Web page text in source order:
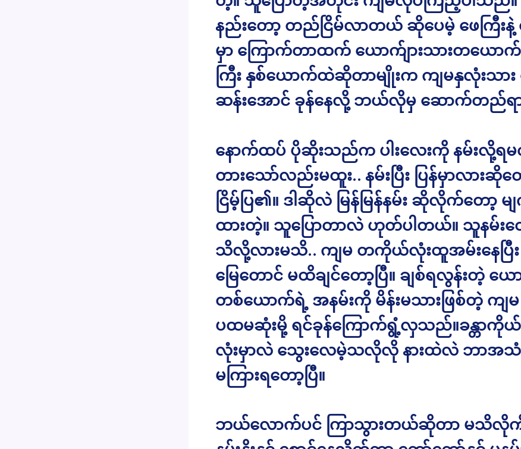
နည်းတော့ တည်ငြိမ်လာတယ် ဆိုပေမဲ့ ဖေကြီးနဲ့
မှာ ကြောက်တာထက် ယောက်ျားသားတယော
ကြီး နှစ်ယောက်ထဲဆိုတာမျိုးက ကျမနှလုံးသား
ဆန်းအောင် ခုန်နေလို့ ဘယ်လိုမှ ဆောက်တည်ရာ
နောက်ထပ် ပိုဆိုးသည်က ပါးလေးကို နမ်းလို့ရမ
တားသော်လည်းမထူး.. နမ်းပြီး ပြန်မှာလားဆိုတ
ငြိမ့်ပြ၏။ ဒါဆိုလဲ မြန်မြန်နမ်း ဆိုလိုက်တော့
ထားတဲ့။ သူပြောတာလဲ ဟုတ်ပါတယ်။ သူနမ်း
သိလို့လားမသိ.. ကျမ တကိုယ်လုံးထူအမ်းနေပြီး
မြေတောင် မထိချင်တော့ပြီ။ ချစ်ရလွန်းတဲ့ ယေ
တစ်ယောက်ရဲ့ အနမ်းကို မိန်းမသားဖြစ်တဲ့ ကျ
ပထမဆုံးမို့ ရင်ခုန်ကြောက်ရွံ့လှသည်။ခန္တာကို
လုံးမှာလဲ သွေးလေမဲ့သလိုလို နားထဲလဲ ဘာအ
မကြားရတော့ပြီ။
ဘယ်လောက်ပင် ကြာသွားတယ်ဆိုတာ မသိလိုက်။